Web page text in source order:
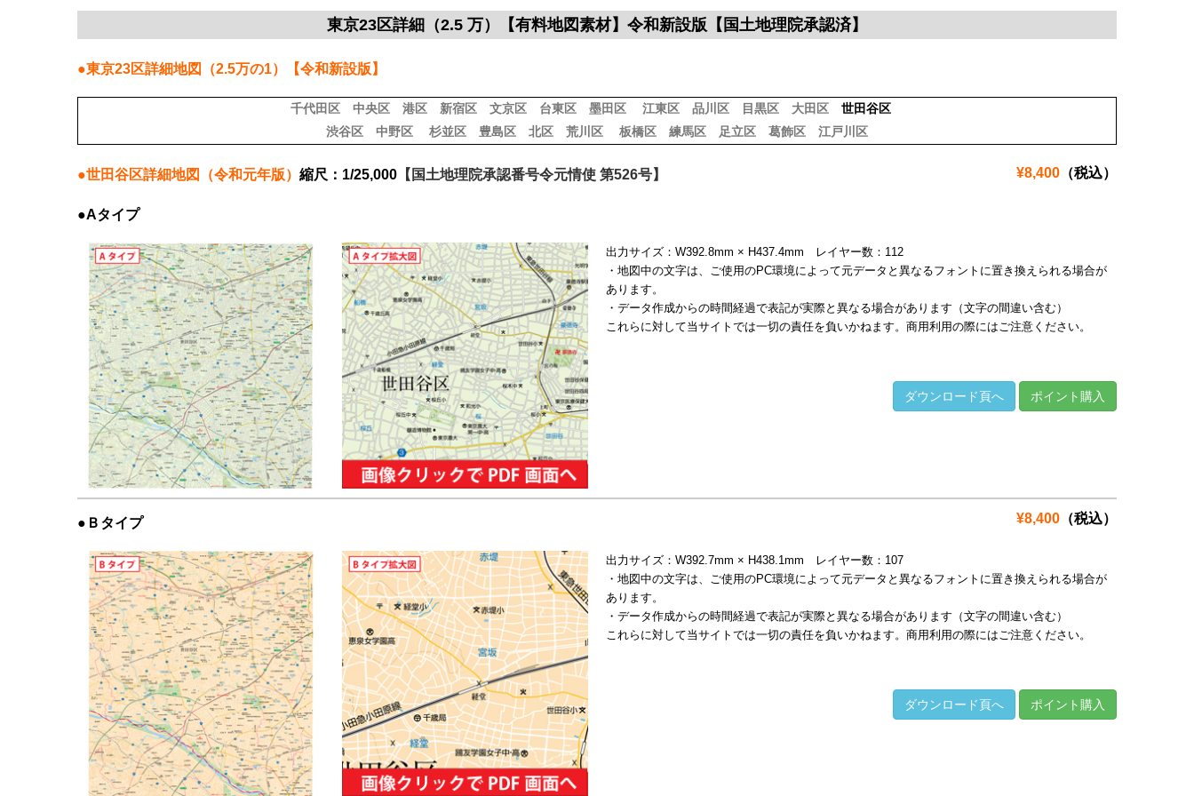
東京23区詳細（2.5 万）【有料地図素材】令和新設版【国土地理院承認済】
●東京23区詳細地図（2.5万の1）【令和新設版】
千代田区 中央区 港区 新宿区 文京区 台東区 墨田区 江東区 品川区 目黒区 大田区
世田谷区
渋谷区
中野区 杉並区 豊島区 北区 荒川区 板橋区 練馬区 足立区 葛飾区 江戸川区
●世田谷区詳細地図（令和元年版） 縮尺：1/25,000 【国土地理院承認番号令元情使 第526号】 ¥8,400 （税込）
●Aタイプ
出力サイズ：W392.8mm × H437.4mm レイヤー数：112
・地図中の文字は、ご使用のPC環境によって元データと異なるフォントに置き換えられる場合が
あります。
・データ作成からの時間経過で表記が実際と異なる場合があります（文字の間違い含む）
これらに対して当サイトでは一切の責任を負いかねます。商用利用の際にはご注意ください。
ダウンロード頁へ ポイント購入
¥8,400 （税込）
●Ｂタイプ
出力サイズ：W392.7mm × H438.1mm レイヤー数：107
・地図中の文字は、ご使用のPC環境によって元データと異なるフォントに置き換えられる場合が
あります。
・データ作成からの時間経過で表記が実際と異なる場合があります（文字の間違い含む）
これらに対して当サイトでは一切の責任を負いかねます。商用利用の際にはご注意ください。
ダウンロード頁へ ポイント購入